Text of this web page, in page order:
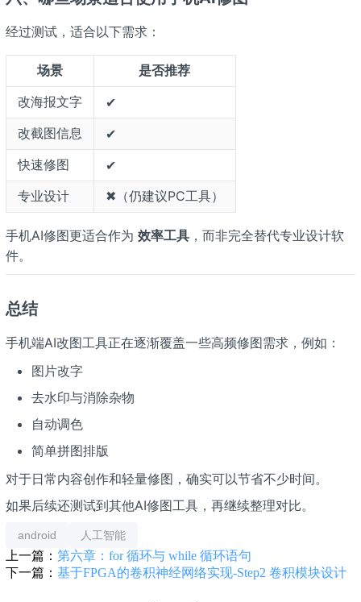
经过测试，适合以下需求：
场景
是否推荐
改海报文字
✔
改截图信息
✔
快速修图
✔
专业设计
✖（仍建议PC工具）
手机AI修图更适合作为 效率工具，而非完全替代专业设计软
件。
总结
手机端AI改图工具正在逐渐覆盖一些高频修图需求，例如：
图片改字
去水印与消除杂物
自动调色
简单拼图排版
对于日常内容创作和轻量修图，确实可以节省不少时间。
如果后续还测试到其他AI修图工具，再继续整理对比。
android 人工智能
上一篇： 第六章：for 循环与 while 循环语句
下一篇： 基于FPGA的卷积神经网络实现-Step2 卷积模块设计